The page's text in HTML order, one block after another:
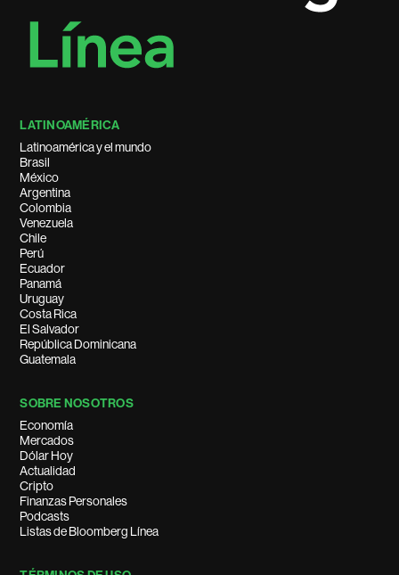
LATINOAMÉRICA
Latinoamérica y el mundo
Brasil
México
Argentina
Colombia
Venezuela
Chile
Perú
Ecuador
Panamá
Uruguay
Costa Rica
El Salvador
República Dominicana
Guatemala
SOBRE NOSOTROS
Economía
Mercados
Dólar Hoy
Actualidad
Cripto
Finanzas Personales
Podcasts
Listas de Bloomberg Línea